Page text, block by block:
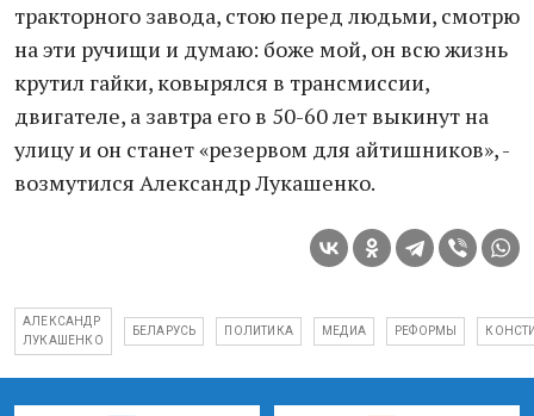
тракторного завода, стою перед людьми, смотрю
на эти ручищи и думаю: боже мой, он всю жизнь
крутил гайки, ковырялся в трансмиссии,
двигателе, а завтра его в 50-60 лет выкинут на
улицу и он станет «резервом для айтишников», -
возмутился Александр Лукашенко.
АЛЕКСАНДР
ЛУКАШЕНКО
БЕЛАРУСЬ ПОЛИТИКА МЕДИА РЕФОРМЫ